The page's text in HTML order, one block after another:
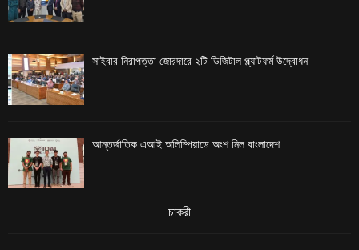
সাইবার নিরাপত্তা জোরদারে ২টি ডিজিটাল প্ল্যাটফর্ম উদ্বোধন
আন্তর্জাতিক এআই অলিম্পিয়াডে অংশ নিল বাংলাদেশ
চাকরী